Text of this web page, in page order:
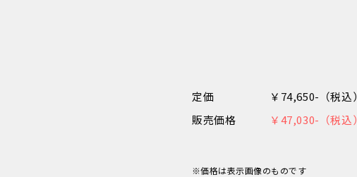
定価
￥74,650-（税込）
販売価格
￥47,030-（税込）
※価格は表示画像のものです